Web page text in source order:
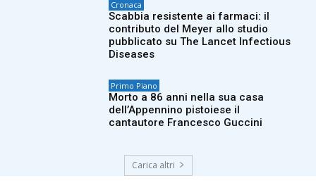
Cronaca
Scabbia resistente ai farmaci: il
contributo del Meyer allo studio
pubblicato su The Lancet Infectious
Diseases
Primo Piano
Morto a 86 anni nella sua casa
dell’Appennino pistoiese il
cantautore Francesco Guccini
Carica altri